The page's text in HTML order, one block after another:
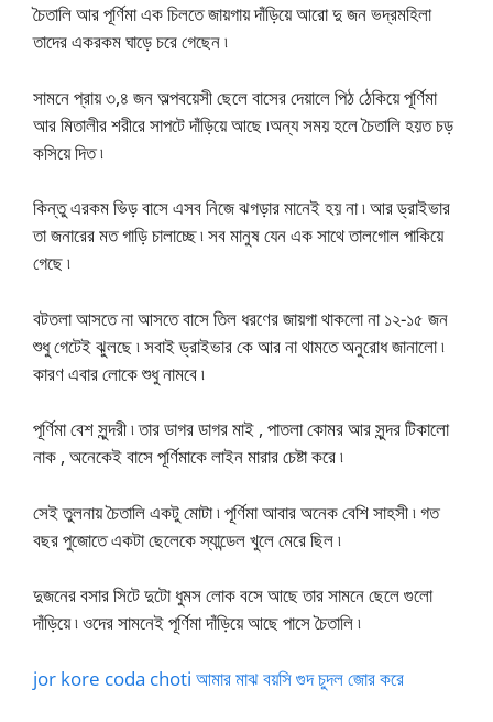
চৈতালি আর পূর্ণিমা এক চিলতে জায়গায় দাঁড়িয়ে আরো দু জন ভদ্রমহিলা
তাদের একরকম ঘাড়ে চরে গেছেন ৷
সামনে প্রায় ৩,৪ জন অল্পবয়েসী ছেলে বাসের দেয়ালে পিঠ ঠেকিয়ে পূর্ণিমা
আর মিতালীর শরীরে সাপটে দাঁড়িয়ে আছে ৷অন্য সময় হলে চৈতালি হয়ত চড়
কসিয়ে দিত ৷
কিন্তু এরকম ভিড় বাসে এসব নিজে ঝগড়ার মানেই হয় না ৷ আর ড্রাইভার
তা জনারের মত গাড়ি চালাচ্ছে ৷ সব মানুষ যেন এক সাথে তালগোল পাকিয়ে
গেছে ৷
বটতলা আসতে না আসতে বাসে তিল ধরণের জায়গা থাকলো না ১২-১৫ জন
শুধু গেটেই ঝুলছে ৷ সবাই ড্রাইভার কে আর না থামতে অনুরোধ জানালো ৷
কারণ এবার লোকে শুধু নামবে ৷
পূর্ণিমা বেশ সুন্দরী ৷ তার ডাগর ডাগর মাই , পাতলা কোমর আর সুন্দর টিকালো
নাক , অনেকেই বাসে পূর্ণিমাকে লাইন মারার চেষ্টা করে ৷
সেই তুলনায় চৈতালি একটু মোটা ৷ পূর্ণিমা আবার অনেক বেশি সাহসী ৷ গত
বছর পুজোতে একটা ছেলেকে স্যান্ডেল খুলে মেরে ছিল ৷
দুজনের বসার সিটে দুটো ধুমস লোক বসে আছে তার সামনে ছেলে গুলো
দাঁড়িয়ে ৷ ওদের সামনেই পূর্ণিমা দাঁড়িয়ে আছে পাসে চৈতালি ৷
jor kore coda choti আমার মাঝ বয়সি গুদ চুদল জোর করে